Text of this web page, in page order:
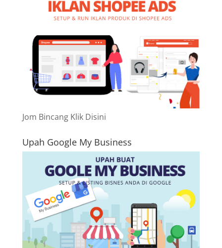
Jom Bincang Klik Disini
Upah Google My Business